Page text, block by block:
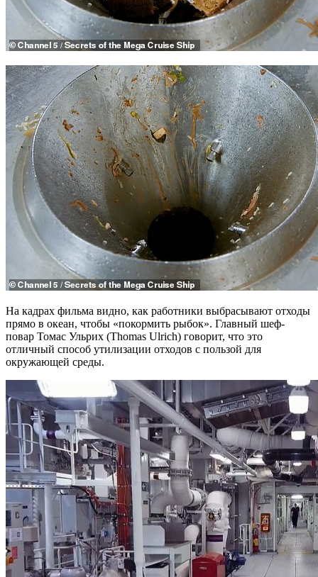
На кадрах фильма видно, как работники выбрасывают отходы
прямо в океан, чтобы «покормить рыбок». Главный шеф-
повар Томас Ульрих (Thomas Ulrich) говорит, что это
отличный способ утилизации отходов с пользой для
окружающей среды.